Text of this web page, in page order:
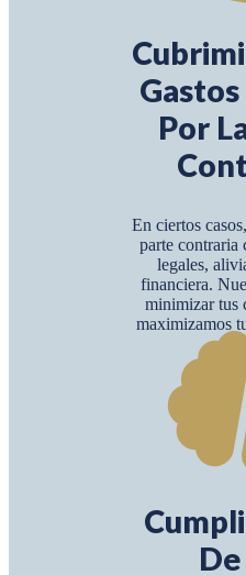
Por
En ciertos
parte contraria
legales,
financiera.
minimizar tus
maximizamos
De